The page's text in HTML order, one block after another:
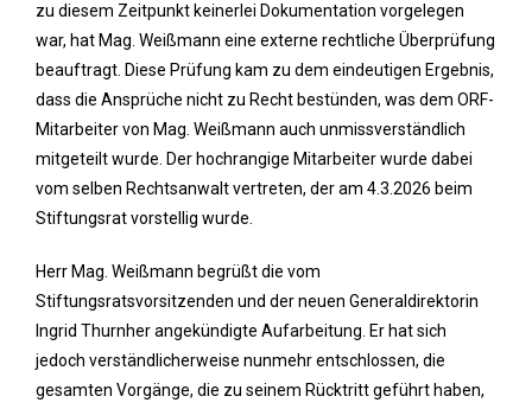
zu diesem Zeitpunkt keinerlei Dokumentation vorgelegen
war, hat Mag. Weißmann eine externe rechtliche Überprüfung
beauftragt. Diese Prüfung kam zu dem eindeutigen Ergebnis,
dass die Ansprüche nicht zu Recht bestünden, was dem ORF-
Mitarbeiter von Mag. Weißmann auch unmissverständlich
mitgeteilt wurde. Der hochrangige Mitarbeiter wurde dabei
vom selben Rechtsanwalt vertreten, der am 4.3.2026 beim
Stiftungsrat vorstellig wurde.
Herr Mag. Weißmann begrüßt die vom
Stiftungsratsvorsitzenden und der neuen Generaldirektorin
Ingrid Thurnher angekündigte Aufarbeitung. Er hat sich
jedoch verständlicherweise nunmehr entschlossen, die
gesamten Vorgänge, die zu seinem Rücktritt geführt haben,